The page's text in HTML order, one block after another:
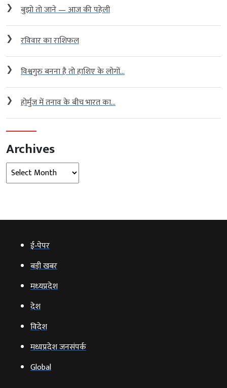
❯ बुझो तो जाने — आज की पहेली
❯ रविवार का राशिफल
❯ विश्वगुरु बनना है तो हाशिए के लोगों...
❯ होर्मुज में तनाव के बीच भारत का...
Archives
Archives
ई‑पेपर
बड़ी खबर
मध्‍यप्रदेश
देश
विदेश
मध्यप्रदेश जनसंपर्क
Global